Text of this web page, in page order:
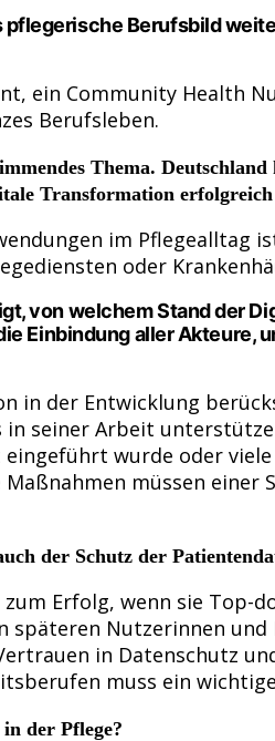
pflegerische Berufsbild
ein Community Health
Berufsleben.
Thema.
Transformation
im Pflegealltag
oder
von welchem Stand der
Einbindung aller Akteure,
in der Entwicklung
seiner Arbeit
wurde oder
müssen
der Schutz der
Erfolg, wenn sie Top-
späteren Nutzerinnen
in Datenschutz
muss ein
der Pflege?